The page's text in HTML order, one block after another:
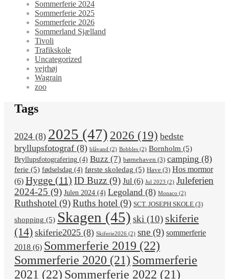
Sommerferie 2024
Sommerferie 2025
Sommerferie 2026
Sommerland Sjælland
Tivoli
Trafikskole
Uncategorized
vejrhøj
Wagrain
zoo
Tags
2024 (8) 2025 (47) 2026 (19) bedste
bryllupsfotograf (8) blåvand (2) Bobbles (2) Bornholm (5)
Bryllupsfotografering (4) Buzz (7) børnehaven (3) camping (8)
ferie (5) fødselsdag (4) første skoledag (5) Have (3) Hos mormor
(6) Hygge (11) ID Buzz (9) Jul (6) Jul 2023 (2) Juleferien
2024-25 (9) Julen 2024 (4) Legoland (8) Monaco (2)
Ruthshotel (9)Ruths hotel (9) SCT. JOSEPH SKOLE (3)
shopping (5) Skagen (45) ski (10) skiferie
(14) skiferie2025 (8) Skiferie2026 (2) sne (9) sommerferie
2018 (6) Sommerferie 2019 (22)
Sommerferie 2020 (21) Sommerferie
2021 (22) Sommerferie 2022 (21)